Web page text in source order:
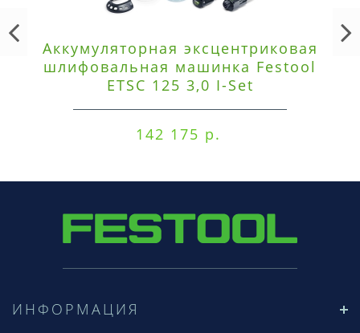
Аккумуляторная эксцентриковая
шлифовальная машинка Festool
ETSC 125 3,0 I-Set
142 175 р.
ИНФОРМАЦИЯ